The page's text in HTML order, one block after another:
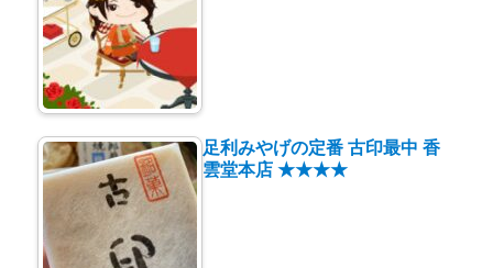
足利みやげの定番 古印最中 香
雲堂本店 ★★★★